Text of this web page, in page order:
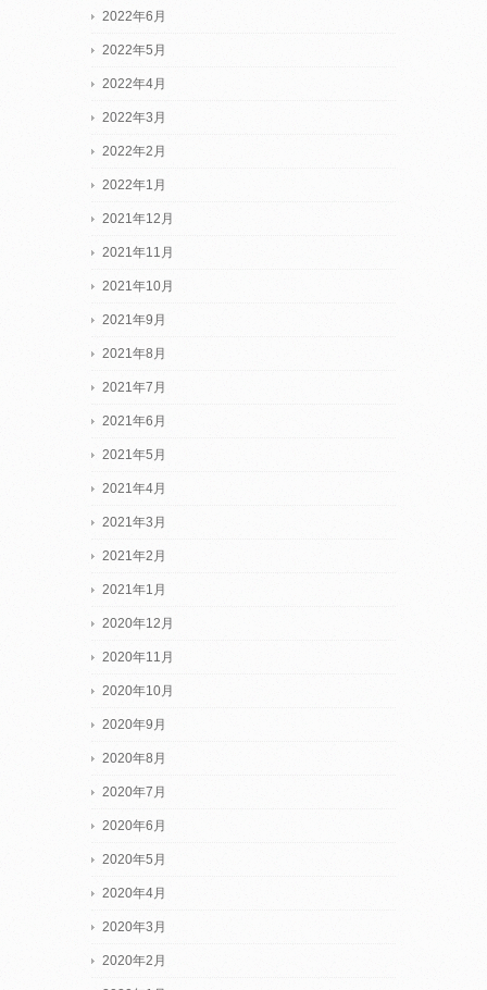
2022年6月
2022年5月
2022年4月
2022年3月
2022年2月
2022年1月
2021年12月
2021年11月
2021年10月
2021年9月
2021年8月
2021年7月
2021年6月
2021年5月
2021年4月
2021年3月
2021年2月
2021年1月
2020年12月
2020年11月
2020年10月
2020年9月
2020年8月
2020年7月
2020年6月
2020年5月
2020年4月
2020年3月
2020年2月